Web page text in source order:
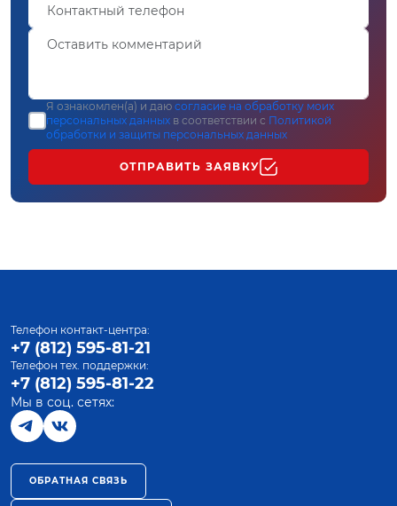
Я ознакомлен(а) и даю согласие на обработку моих
персональных данных в соответствии с Политикой
обработки и защиты персональных данных
ОТПРАВИТЬ ЗАЯВКУ
Телефон контакт-центра:
+7 (812) 595-81-21
Телефон тех. поддержки:
+7 (812) 595-81-22
Мы в соц. сетях:
ОБРАТНАЯ СВЯЗЬ